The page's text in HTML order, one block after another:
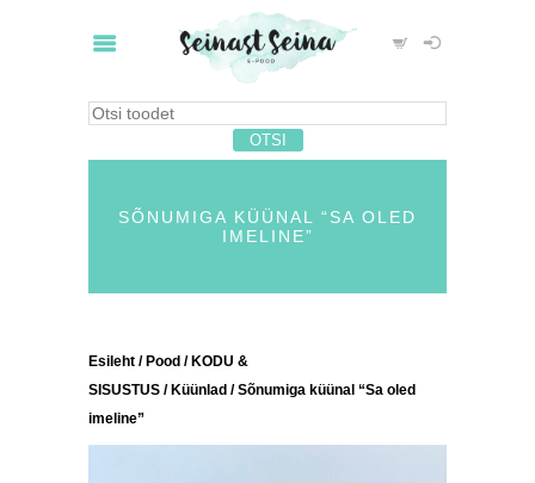
SÕNUMIGA KÜÜNAL “SA OLED
IMELINE”
Esileht / Pood / KODU &
SISUSTUS / Küünlad / Sõnumiga küünal “Sa oled
imeline”